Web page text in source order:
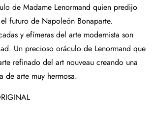
de Madame Lenormand quien predijo
futuro de Napoleón Bonaparte.
y efímeras del arte modernista son
Un precioso oráculo de Lenormand que
refinado del art nouveau creando una
de arte muy hermosa.